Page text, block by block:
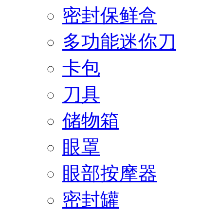
密封保鲜盒
多功能迷你刀
卡包
刀具
储物箱
眼罩
眼部按摩器
密封罐